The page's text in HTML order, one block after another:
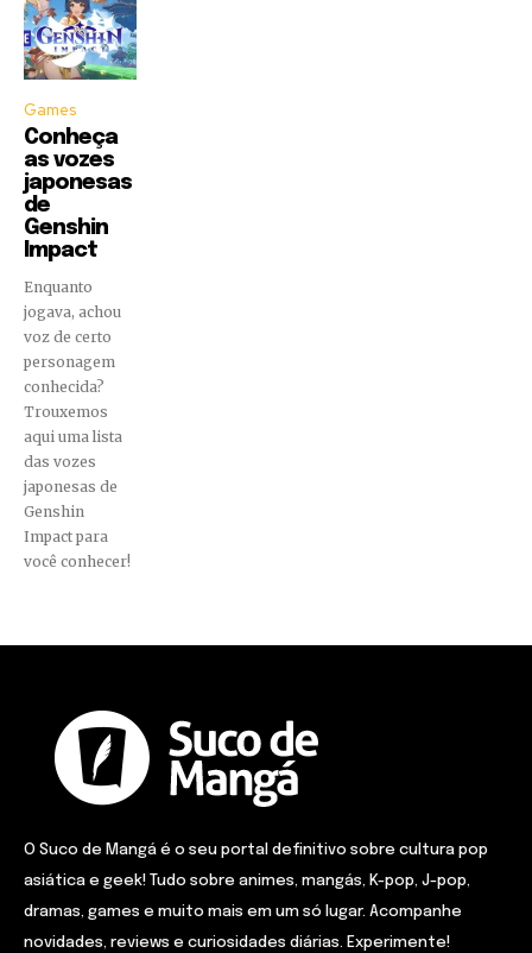
Games
Conheça
as vozes
japonesas
de
Genshin
Impact
Enquanto
jogava, achou
voz de certo
personagem
conhecida?
Trouxemos
aqui uma lista
das vozes
japonesas de
Genshin
Impact para
você conhecer!
O Suco de Mangá é o seu portal definitivo sobre cultura pop
asiática e geek! Tudo sobre animes, mangás, K-pop, J-pop,
dramas, games e muito mais em um só lugar. Acompanhe
novidades, reviews e curiosidades diárias. Experimente!